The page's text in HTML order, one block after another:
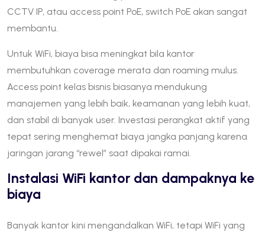
CCTV IP, atau access point PoE, switch PoE akan sangat
membantu.
Untuk WiFi, biaya bisa meningkat bila kantor
membutuhkan coverage merata dan roaming mulus.
Access point kelas bisnis biasanya mendukung
manajemen yang lebih baik, keamanan yang lebih kuat,
dan stabil di banyak user. Investasi perangkat aktif yang
tepat sering menghemat biaya jangka panjang karena
jaringan jarang “rewel” saat dipakai ramai.
Instalasi WiFi kantor dan dampaknya ke
biaya
Banyak kantor kini mengandalkan WiFi, tetapi WiFi yang